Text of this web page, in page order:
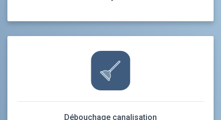
Débouchage canalisation